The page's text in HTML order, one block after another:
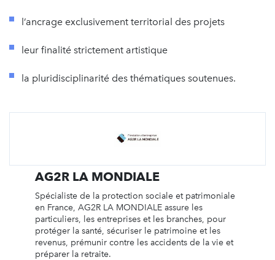
l’ancrage exclusivement territorial des projets
leur finalité strictement artistique
la pluridisciplinarité des thématiques soutenues.
AG2R LA MONDIALE
Spécialiste de la protection sociale et patrimoniale
en France, AG2R LA MONDIALE assure les
particuliers, les entreprises et les branches, pour
protéger la santé, sécuriser le patrimoine et les
revenus, prémunir contre les accidents de la vie et
préparer la retraite.